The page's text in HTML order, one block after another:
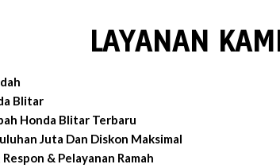
LAYANAN
Blitar
Honda Blitar Terbaru
Juta Dan Diskon Maksimal
& Pelayanan Ramah